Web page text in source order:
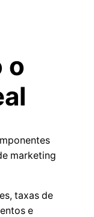
o
marketing
taxas de
e